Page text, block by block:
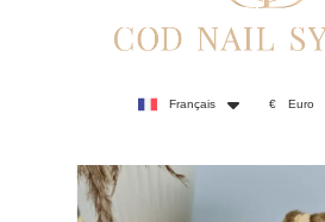
Français € Euro